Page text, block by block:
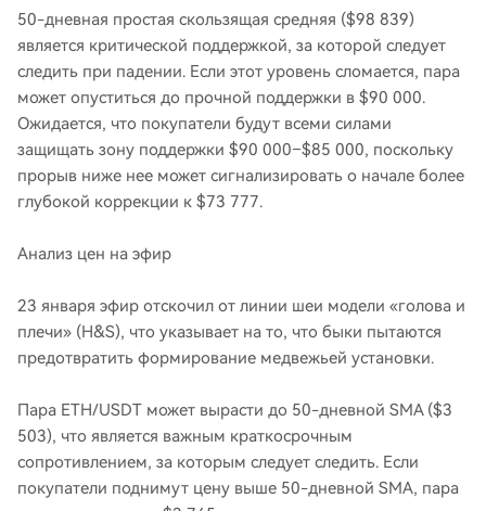
50-дневная простая скользящая средняя ($98 839)
является критической поддержкой, за которой следует
следить при падении. Если этот уровень сломается, пара
может опуститься до прочной поддержки в $90 000.
Ожидается, что покупатели будут всеми силами
защищать зону поддержки $90 000–$85 000, поскольку
прорыв ниже нее может сигнализировать о начале более
глубокой коррекции к $73 777.
Анализ цен на эфир
23 января эфир отскочил от линии шеи модели «голова и
плечи» (H&S), что указывает на то, что быки пытаются
предотвратить формирование медвежьей установки.
Пара ETH/USDT может вырасти до 50-дневной SMA ($3
503), что является важным краткосрочным
сопротивлением, за которым следует следить. Если
покупатели поднимут цену выше 50-дневной SMA, пара